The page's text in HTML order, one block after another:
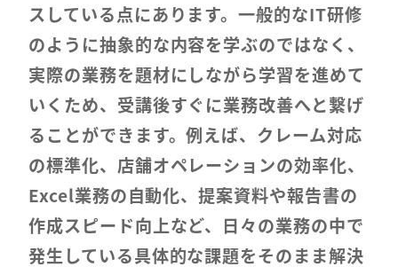
スしている点にあります。一般的なIT研修
のように抽象的な内容を学ぶのではなく、
実際の業務を題材にしながら学習を進めて
いくため、受講後すぐに業務改善へと繋げ
ることができます。例えば、クレーム対応
の標準化、店舗オペレーションの効率化、
Excel業務の自動化、提案資料や報告書の
作成スピード向上など、日々の業務の中で
発生している具体的な課題をそのまま解決